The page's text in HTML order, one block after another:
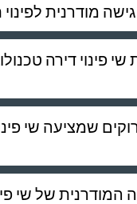
מודרנית
פינוי דירה
שמציעה שי
של שי